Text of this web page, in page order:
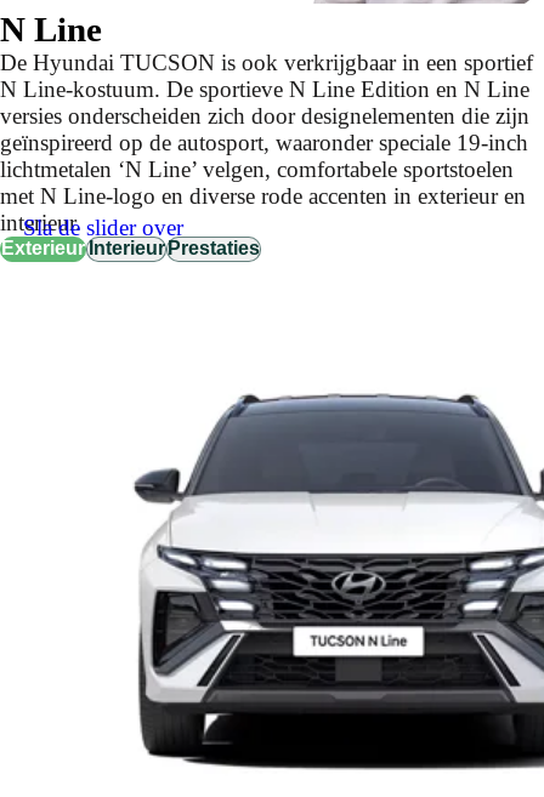
N Line
De Hyundai TUCSON is ook verkrijgbaar in een sportief
N Line-kostuum. De sportieve N Line Edition en N Line
versies onderscheiden zich door designelementen die zijn
geïnspireerd op de autosport, waaronder speciale 19-inch
lichtmetalen ‘N Line’ velgen, comfortabele sportstoelen
met N Line-logo en diverse rode accenten in exterieur en
interieur.
ExterieurInterieurPrestaties
Sla de slider over